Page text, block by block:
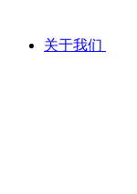
关于我们